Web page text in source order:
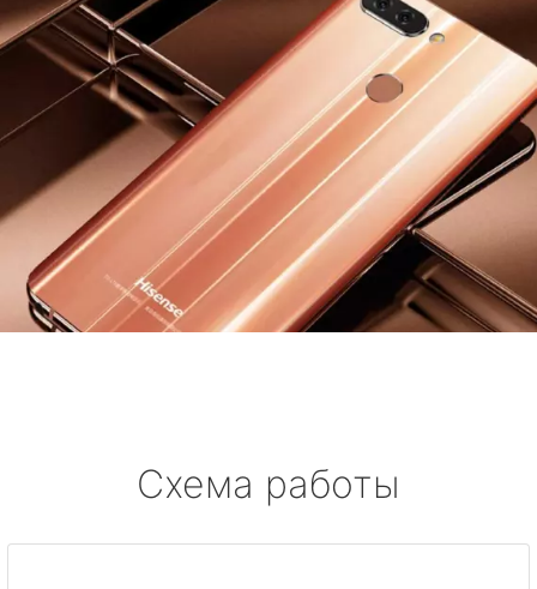
Схема работы